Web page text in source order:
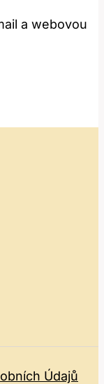
a webovou
Údajů